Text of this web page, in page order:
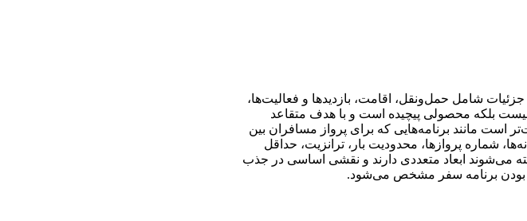
شامل حمل‌ونقل، اقامت، بازدیدها و فعالیت‌ها،
بلكه محصولی پیچیده است و با هدف متقاعد
است مانند برنامه‌هایی كه برای پرواز مسافران بین
شماره پروازها، محدودیت بار، ترانزیت، حداقل
می‌شوند ابعاد متعددی دارند و نقشی اساسی در جذب
بودن برنامه سفر مشخص می‌شود.